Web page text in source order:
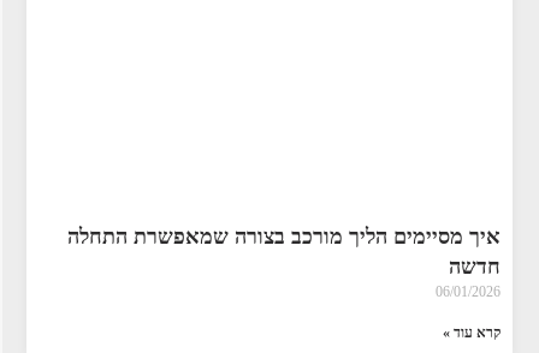
איך מסיימים הליך מורכב בצורה שמאפשרת התחלה
חדשה
06/01/2026
קרא עוד »